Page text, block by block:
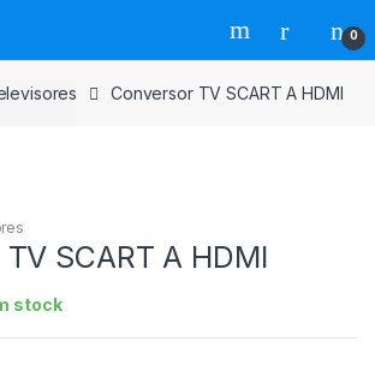
0
Conversor TV SCART A HDMI
SCART A HDMI
stock